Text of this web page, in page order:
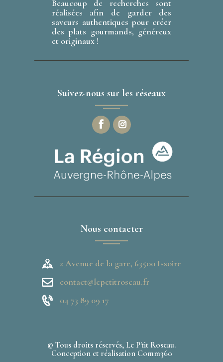
Beaucoup de recherches sont
réalisées afin de garder des
saveurs authentiques pour créer
des plats gourmands, généreux
et originaux !
Suivez-nous sur les réseaux
Nous contacter
2 Avenue de la gare, 63500 Issoire
contact@lepetitroseau.fr
04 73 89 09 17
© Tous droits réservés, Le P'tit Roseau.
Conception et réalisation Comm360